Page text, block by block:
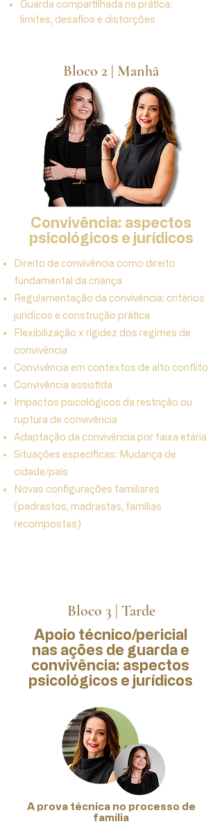
Guarda compartilhada na prática:
limites, desafios e distorções
Bloco 2 | Manhã
Convivência: aspectos
psicológicos e jurídicos
Direito de convivência como direito
fundamental da criança
Regulamentação da convivência: critérios
jurídicos e construção prática
Flexibilização x rigidez dos regimes de
convivência
Convivência em contextos de alto conflito
Convivência assistida
Impactos psicológicos da restrição ou
ruptura de convivência
Adaptação da convivência por faixa etária
Situações específicas: Mudança de
cidade/país
Novas configurações familiares
(padrastos, madrastas, famílias
recompostas)
Bloco 3 | Tarde
Apoio técnico/pericial
nas ações de guarda e
convivência: aspectos
psicológicos e jurídicos
A prova técnica no processo de
família